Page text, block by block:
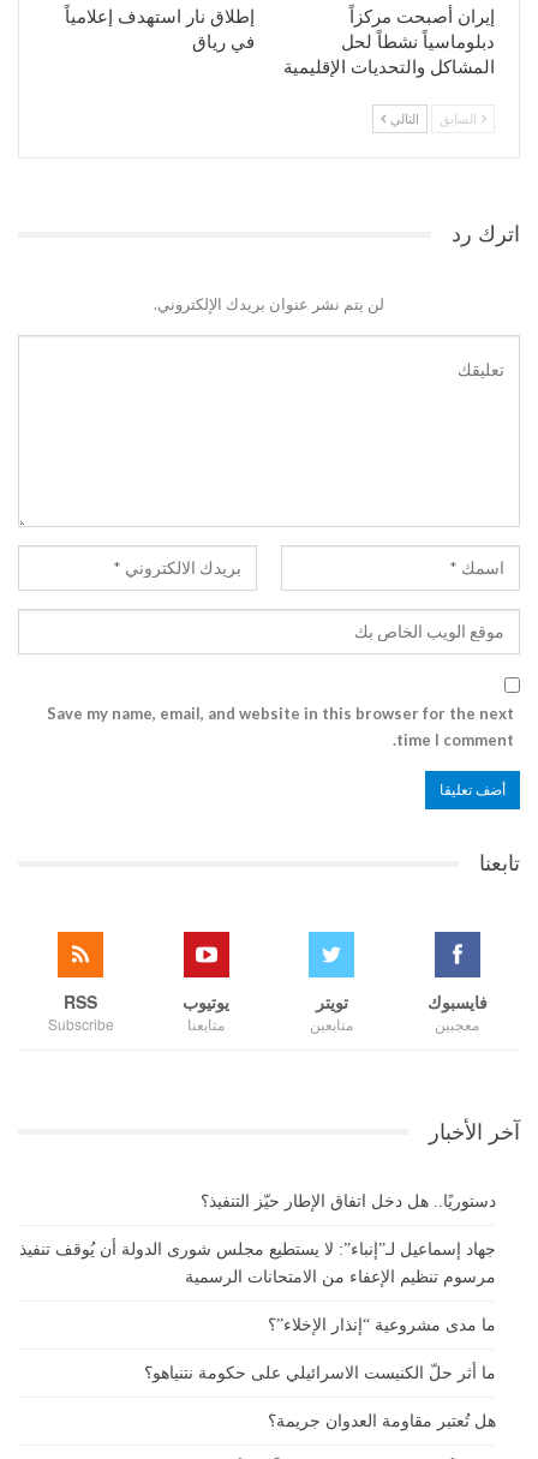
إيران أصبحت مركزاً
دبلوماسياً نشطاً لحل
المشاكل والتحديات الإقليمية
إطلاق نار استهدف إعلامياً
في رياق
السابق التالي
اترك رد
لن يتم نشر عنوان بريدك الإلكتروني.
Save my name, email, and website in this browser for the next
time I comment.
تابعنا
فايسبوك
معجبين
تويتر
متابعين
يوتيوب
متابعنا
RSS
Subscribe
آخر الأخبار
دستوريًا.. هل دخل اتفاق الإطار حيّز التنفيذ؟
جهاد إسماعيل لـ”إنباء”: لا يستطيع مجلس شورى الدولة أن يُوقف تنفيذ
مرسوم تنظيم الإعفاء من الامتحانات الرسمية
ما مدى مشروعية “إنذار الإخلاء”؟
ما أثر حلّ الكنيست الاسرائيلي على حكومة نتنياهو؟
هل تُعتبر مقاومة العدوان جريمة؟